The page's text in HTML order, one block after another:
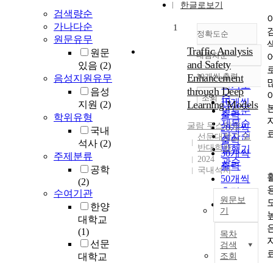
검색량순
가나다순
원문유무
원문
있음 (2)
음성지원유무
음성
지원 (2)
학위유형
국내
석사 (2)
주제분류
공학
(2)
수여기관
한양
대학교
(1)
선문
대학교
한글로보기
정확도순
정확도
순
인기도
순
연도순
제목순
저자순
발행기
관순
내림차순
내림차순
10개씩 출력
10개씩
출력
20개씩
출력
30개씩
출력
50개씩
출력
100개씩
출력
조회
1
Traffic Analysis
and Safety
Enhancement
through Deep
Learning Models
굴람 무스타파
선문대학교 일
반대학원
2024
국내석사
원문보
기
목차
검색
조회